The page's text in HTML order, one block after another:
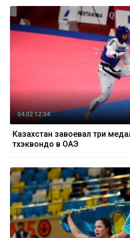
04.02 12:34
Казахстан завоевал три
тхэквондо в ОАЭ